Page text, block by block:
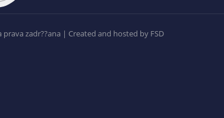
zadr??ana | Created and hosted by FSD